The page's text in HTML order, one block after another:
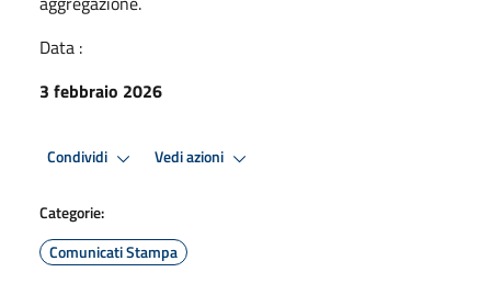
Data :
3 febbraio 2026
Condividi Vedi azioni
Categorie:
Comunicati Stampa